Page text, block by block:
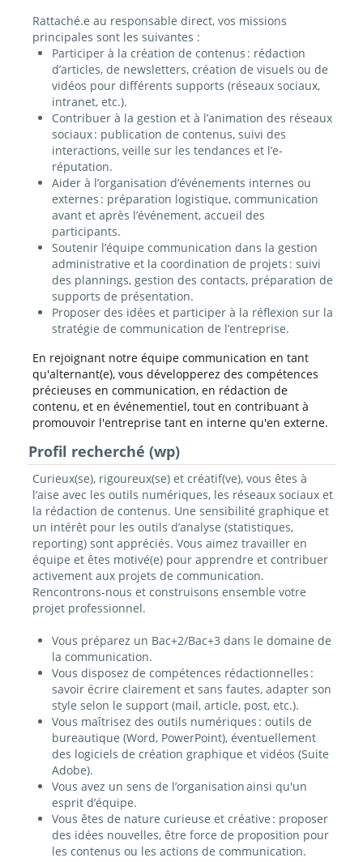
Rattaché.e au responsable direct, vos missions
principales sont les suivantes :
Participer à la création de contenus : rédaction
d’articles, de newsletters, création de visuels ou de
vidéos pour différents supports (réseaux sociaux,
intranet, etc.).
Contribuer à la gestion et à l’animation des réseaux
sociaux : publication de contenus, suivi des
interactions, veille sur les tendances et l’e-
réputation.
Aider à l’organisation d’événements internes ou
externes : préparation logistique, communication
avant et après l’événement, accueil des
participants.
Soutenir l’équipe communication dans la gestion
administrative et la coordination de projets : suivi
des plannings, gestion des contacts, préparation de
supports de présentation.
Proposer des idées et participer à la réflexion sur la
stratégie de communication de l’entreprise.
En rejoignant notre équipe communication en tant
qu'alternant(e), vous développerez des compétences
précieuses en communication, en rédaction de
contenu, et en événementiel, tout en contribuant à
promouvoir l'entreprise tant en interne qu'en externe.
Profil recherché (wp)
Curieux(se), rigoureux(se) et créatif(ve), vous êtes à
l’aise avec les outils numériques, les réseaux sociaux et
la rédaction de contenus. Une sensibilité graphique et
un intérêt pour les outils d’analyse (statistiques,
reporting) sont appréciés. Vous aimez travailler en
équipe et êtes motivé(e) pour apprendre et contribuer
activement aux projets de communication.
Rencontrons-nous et construisons ensemble votre
projet professionnel.
Vous préparez un Bac+2/Bac+3 dans le domaine de
la communication.
Vous disposez de compétences rédactionnelles :
savoir écrire clairement et sans fautes, adapter son
style selon le support (mail, article, post, etc.).
Vous maîtrisez des outils numériques : outils de
bureautique (Word, PowerPoint), éventuellement
des logiciels de création graphique et vidéos (Suite
Adobe).
Vous avez un sens de l’organisation ainsi qu'un
esprit d’équipe.
Vous êtes de nature curieuse et créative : proposer
des idées nouvelles, être force de proposition pour
les contenus ou les actions de communication.